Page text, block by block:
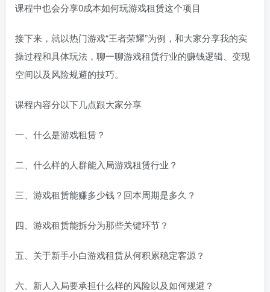
课程中也会分享0成本如何玩游戏租赁这个项目
接下来，就以热门游戏“王者荣耀”为例，和大家分享我的实
操过程和具体玩法，聊一聊游戏租赁行业的赚钱逻辑、变现
空间以及风险规避的技巧。
课程内容分以下几点跟大家分享
一、什么是游戏租赁？
二、什么样的人群能入局游戏租赁行业？
三、游戏租赁能赚多少钱？回本周期是多久？
四、游戏租赁能拆分为那些关键环节？
五、关于新手小白游戏租赁从何积累稳定客源？
六、新人入局要承担什么样的风险以及如何规避？